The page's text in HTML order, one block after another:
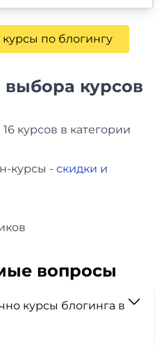
по блогингу
курсов
курсов в категории
курсы - скидки и
вопросы
курсы блогинга в